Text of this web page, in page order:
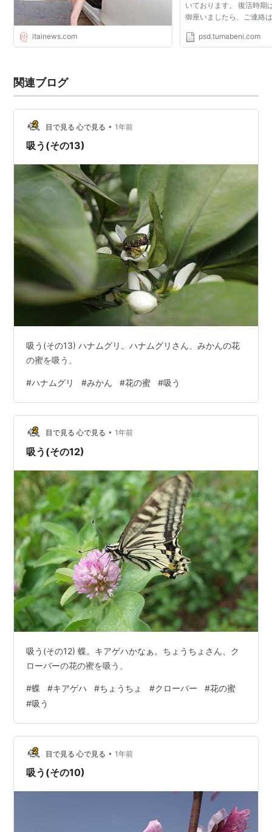
itainews.com
いております。 復活時期
御座いましたら、ご連絡
お願い致します。
psd.tumabeni.com
関連ブログ
目で見る 心で見る • 1年前
吸う(その13)
吸う(その13) ハナムグリ。ハナムグリさん、みかんの花
の蜜を吸う。
#ハナムグリ #みかん #花の蜜 #吸う
目で見る 心で見る • 1年前
吸う(その12)
吸う(その12) 蝶。キアゲハかなぁ。ちょうちょさん、ク
ローバーの花の蜜を吸う。
#蝶 #キアゲハ #ちょうちょ #クローバー #花の蜜
#吸う
目で見る 心で見る • 1年前
吸う(その10)